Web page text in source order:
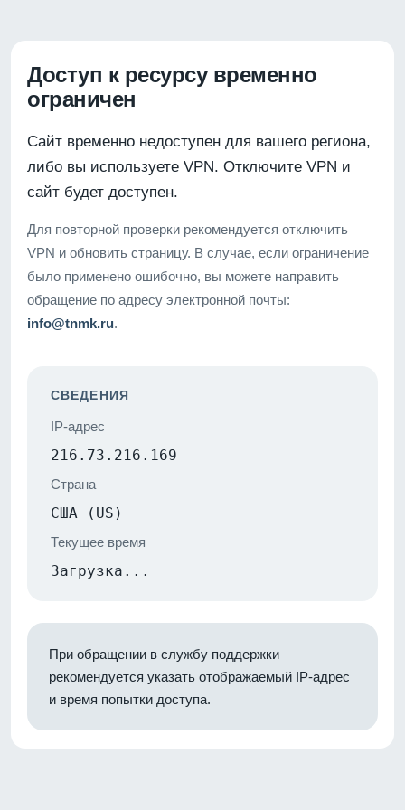
Доступ к ресурсу временно
ограничен
Сайт временно недоступен для вашего региона,
либо вы используете VPN. Отключите VPN и
сайт будет доступен.
Для повторной проверки рекомендуется отключить
VPN и обновить страницу. В случае, если ограничение
было применено ошибочно, вы можете направить
обращение по адресу электронной почты:
info@tnmk.ru.
СВЕДЕНИЯ
IP-адрес
216.73.216.169
Страна
США (US)
Текущее время
Загрузка...
При обращении в службу поддержки
рекомендуется указать отображаемый IP-адрес
и время попытки доступа.